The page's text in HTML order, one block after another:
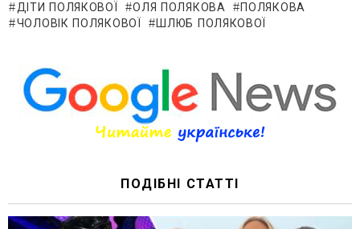
ДІТИ ПОЛЯКОВОЇ
ОЛЯ ПОЛЯКОВА
ПОЛЯКОВА
ЧОЛОВІК ПОЛЯКОВОЇ
ШЛЮБ ПОЛЯКОВОЇ
ПОДІБНІ СТАТТІ